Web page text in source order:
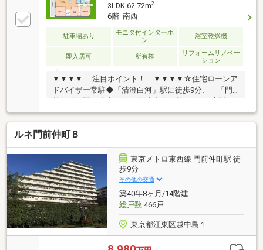
3LDK 62.72m2
6階 南西
駐車場あり
モニタ付インターホ
ン
浴室乾燥機
即入居可 所有権
リフォームリノベー
ション
▼▼▼▼ 注目ポイント！ ▼▼▼▼☆住宅ローンア
ドバイザー常駐◆「清澄白河」駅に徒歩9分、 「門
前仲町」駅に徒歩10分の立地◆総戸数113戸の大型で
管理の良いマンション◆6階部分、南向きの３LDK◆
内装フルリノベーション施工◆「もっと安い住宅ロー
ン」が見つかる！ 提携の金融機関は55社以上！
◆「勤続期間が短い」「諸費用まで借りたい」 さま
ざまな条件下でのローンご相談ください！◆「即！見
学！」＆「車で送迎」サービス実施
ルネ門前仲町Ｂ
東京メトロ東西線 門前仲町駅 徒
歩9分
その他の交通
築40年8ヶ月/14階建
総戸数466戸
東京都江東区越中島１